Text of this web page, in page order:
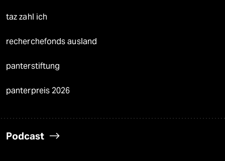
taz zahl ich
recherchefonds ausland
panterstiftung
panterpreis 2026
Podcast